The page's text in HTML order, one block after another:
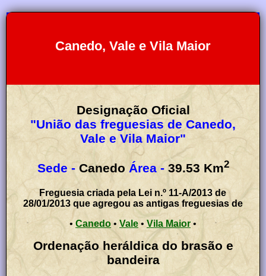
Canedo, Vale e Vila Maior
Designação Oficial
"União das freguesias de Canedo,
Vale e Vila Maior"
Sede - Canedo Área - 39.53 Km2
Freguesia criada pela Lei n.º 11-A/2013 de
28/01/2013 que agregou as antigas freguesias de
• Canedo • Vale • Vila Maior •
Ordenação heráldica do brasão e
bandeira